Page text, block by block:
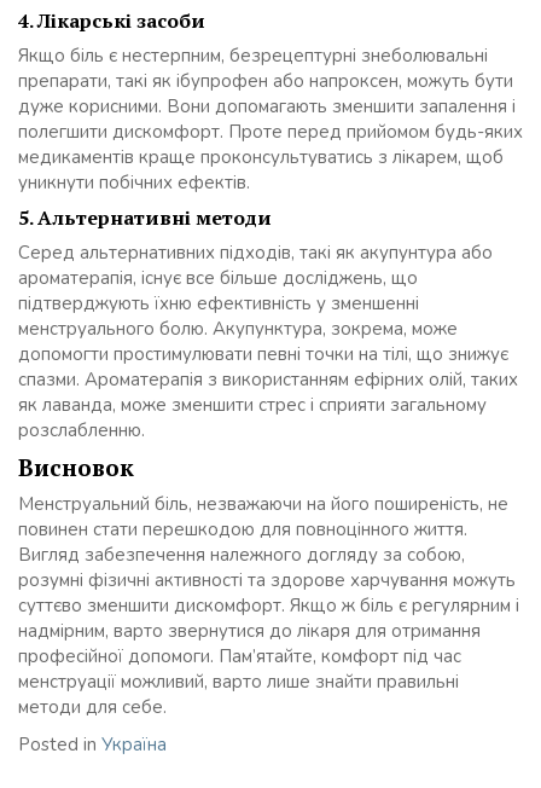
4. Лікарські засоби
Якщо біль є нестерпним, безрецептурні знеболювальні
препарати, такі як ібупрофен або напроксен, можуть бути
дуже корисними. Вони допомагають зменшити запалення і
полегшити дискомфорт. Проте перед прийомом будь-яких
медикаментів краще проконсультуватись з лікарем, щоб
уникнути побічних ефектів.
5. Альтернативні методи
Серед альтернативних підходів, такі як акупунтура або
ароматерапія, існує все більше досліджень, що
підтверджують їхню ефективність у зменшенні
менструального болю. Акупунктура, зокрема, може
допомогти простимулювати певні точки на тілі, що знижує
спазми. Ароматерапія з використанням ефірних олій, таких
як лаванда, може зменшити стрес і сприяти загальному
розслабленню.
Висновок
Менструальний біль, незважаючи на його поширеність, не
повинен стати перешкодою для повноцінного життя.
Вигляд забезпечення належного догляду за собою,
розумні фізичні активності та здорове харчування можуть
суттєво зменшити дискомфорт. Якщо ж біль є регулярним і
надмірним, варто звернутися до лікаря для отримання
професійної допомоги. Пам’ятайте, комфорт під час
менструації можливий, варто лише знайти правильні
методи для себе.
Posted in Україна